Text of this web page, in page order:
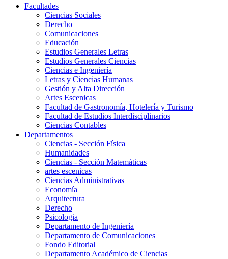
Facultades
Ciencias Sociales
Derecho
Comunicaciones
Educación
Estudios Generales Letras
Estudios Generales Ciencias
Ciencias e Ingeniería
Letras y Ciencias Humanas
Gestión y Alta Dirección
Artes Escenicas
Facultad de Gastronomía, Hotelería y Turismo
Facultad de Estudios Interdisciplinarios
Ciencias Contables
Departamentos
Ciencias - Sección Física
Humanidades
Ciencias - Sección Matemáticas
artes escenicas
Ciencias Administrativas
Economía
Arquitectura
Derecho
Psicologia
Departamento de Ingeniería
Departamento de Comunicaciones
Fondo Editorial
Departamento Académico de Ciencias